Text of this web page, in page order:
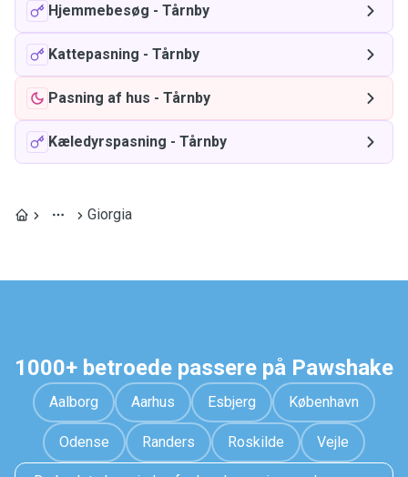
Hjemmebesøg - Tårnby
Kattepasning - Tårnby
Pasning af hus - Tårnby
Kæledyrspasning - Tårnby
Giorgia
1000+ betroede passere på Pawshake
Aalborg Aarhus Esbjerg København
Odense Randers Roskilde Vejle